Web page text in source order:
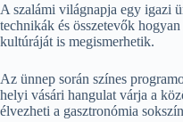
A szalámi világnapja egy igazi
technikák és összetevők
kultúráját is megismerhetik.
Az ünnep során színes
helyi vásári hangulat várja a
élvezheti a gasztronómia